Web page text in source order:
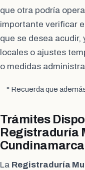
que otra podría
importante verificar
que se desea
locales o ajustes
o medidas
* Recuerda que
Trámites
Registraduría
Cundinamarca
La Registraduría